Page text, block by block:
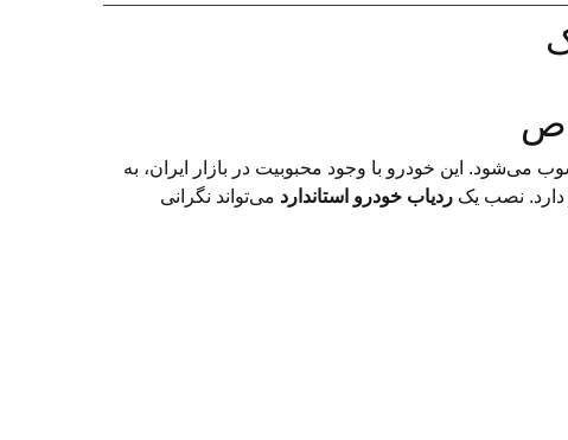
می‌شود. این خودرو با وجود محبوبیت در بازار ایران، به
دارد. نصب یک ردیاب خودرو استاندارد می‌تواند نگرانی